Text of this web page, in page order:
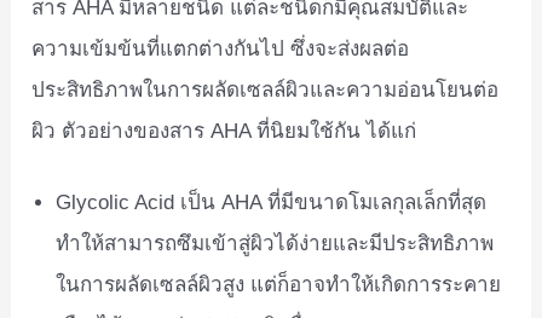
สาร AHA มีหลายชนิด แต่ละชนิดก็มีคุณสมบัติและ
ความเข้มข้นที่แตกต่างกันไป ซึ่งจะส่งผลต่อ
ประสิทธิภาพในการผลัดเซลล์ผิวและความอ่อนโยนต่อ
ผิว ตัวอย่างของสาร AHA ที่นิยมใช้กัน ได้แก่
Glycolic Acid เป็น AHA ที่มีขนาดโมเลกุลเล็กที่สุด
ทำให้สามารถซึมเข้าสู่ผิวได้ง่ายและมีประสิทธิภาพ
ในการผลัดเซลล์ผิวสูง แต่ก็อาจทำให้เกิดการระคาย